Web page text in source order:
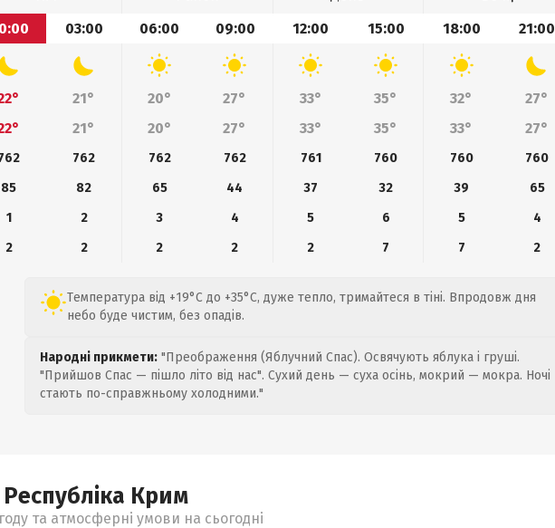
03:00 06:00 09:00 12:00 15:00 18:00 21:00
21° 20° 27° 33° 35° 32°
27°
21° 20° 27° 33° 35° 33° 27°
762 762 762 761 760 760
760
85
82 65 44 37 32 39
65
1
2 3 4 5 6 5
4
2
2 2 2 2 7 7 2
Температура від +19°C до +35°C, дуже тепло, тримайтеся в тіні. Впродовж дня
небо буде чистим, без опадів.
Народні прикмети: "Преображення (Яблучний Спас). Освячують яблука і груші.
"Прийшов Спас — пішло літо від нас". Сухий день — суха осінь, мокрий — мокра. Ночі
стають по-справжньому холодними."
Крим
та атмосферні умови на сьогодні